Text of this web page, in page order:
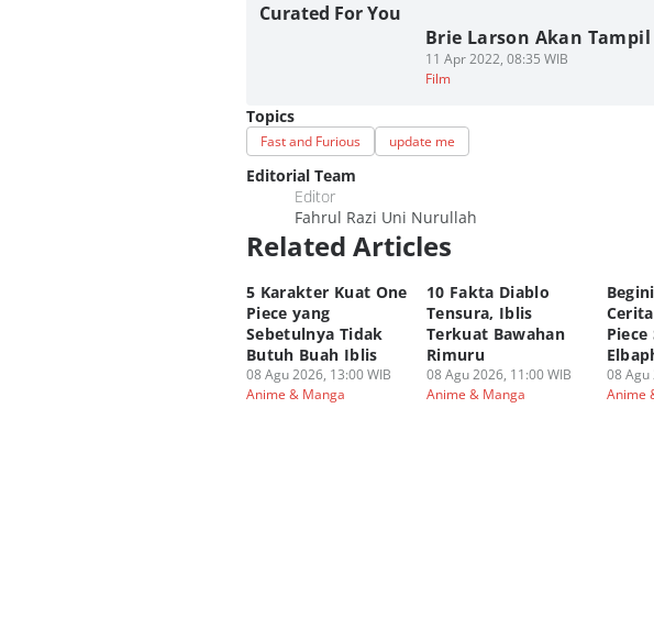
Curated For You
Brie Larson Akan
11 Apr 2022, 08:35 WIB
Film
Topics
Fast and Furious update me
Editorial Team
Editor
Fahrul Razi Uni Nurullah
Related Articles
5 Karakter Kuat One
Piece yang
Sebetulnya Tidak
Butuh Buah Iblis
08 Agu 2026, 13:00 WIB
Anime & Manga
10 Fakta Diablo
Tensura, Iblis
Terkuat Bawahan
Rimuru
08 Agu 2026, 11:00 WIB
Anime & Manga
08 Agu
Anime